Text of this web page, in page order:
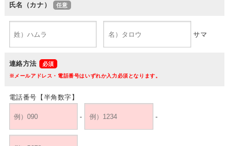
氏名（カナ）
サマ
連絡方法
※メールアドレス・電話番号はいずれか入力必須となります。
電話番号【半角数字】
- -